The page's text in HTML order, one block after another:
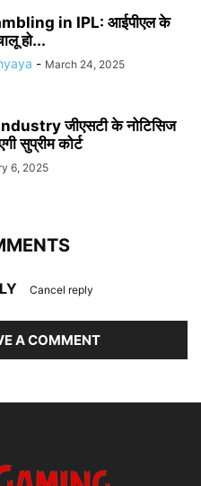
in IPL: आईपीएल के
हो...
- March 24, 2025
जीएसटी के नोटिसिज
सुप्रीम कोर्ट
6, 2025
Cancel reply
A COMMENT